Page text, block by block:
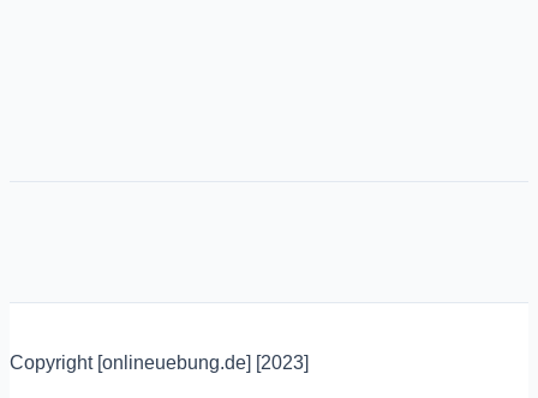
Copyright [onlineuebung.de] [2023]